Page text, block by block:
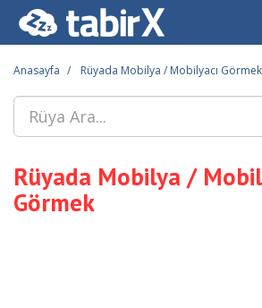
Anasayfa Rüyada Mobilya / Mobilyacı Görmek
Rüyada Mobilya /
Görmek